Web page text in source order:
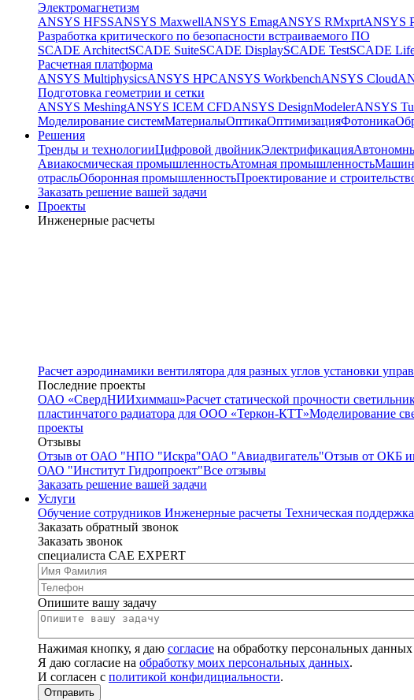
Электромагнетизм
ANSYS HFSSANSYS MaxwellANSYS EmagANSYS RMxprtANSYS
Разработка критического по безопасности встраиваемого ПО
SCADE ArchitectSCADE SuiteSCADE DisplaySCADE TestSCADE
Расчетная платформа
ANSYS MultiphysicsANSYS HPCANSYS WorkbenchANSYS Cloud
Подготовка геометрии и сетки
ANSYS MeshingANSYS ICEM CFDANSYS DesignModelerANSYS
Моделирование системМатериалыОптикаОптимизацияФотоника
Решения
Тренды и технологииЦифровой двойникЭлектрификация
Авиакосмическая промышленностьАтомная промышленность
отрасльОборонная промышленностьПроектирование и
Заказать решение вашей задачи
Проекты
Инженерные расчеты
Расчет аэродинамики вентилятора для разных углов установки
Последние проекты
ОАО «СвердНИИхиммаш»Расчет статической прочности
пластинчатого радиатора для ООО «Теркон-КТТ»Моделирование
проекты
Отзывы
Отзыв от ОАО "НПО "Искра"ОАО "Авиадвигатель"Отзыв от ОКБ
ОАО "Институт Гидропроект"Все отзывы
Заказать решение вашей задачи
Услуги
Обучение сотрудников Инженерные расчеты Техническая поддержка
Заказать обратный звонок
Заказать звонок
специалиста CAE EXPERT
Опишите вашу задачу
Нажимая кнопку, я даю согласие на обработку персональных данных
Я даю согласие на обработку моих персональных данных.
И согласен с политикой конфидициальности.